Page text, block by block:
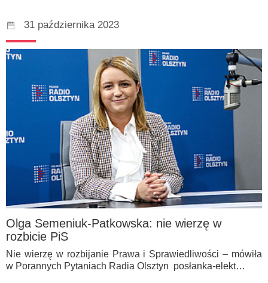
31 października 2023
Olga Semeniuk-Patkowska: nie wierzę w
rozbicie PiS
Nie wierzę w rozbijanie Prawa i Sprawiedliwości – mówiła
w Porannych Pytaniach Radia Olsztyn posłanka-elekt…